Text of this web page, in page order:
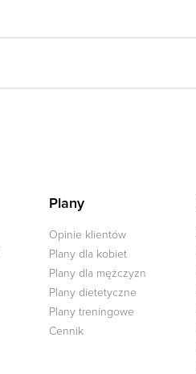
Plany
Opinie klientów
Plany dla kobiet
Plany dla mężczyzn
Plany dietetyczne
Plany treningowe
Cennik